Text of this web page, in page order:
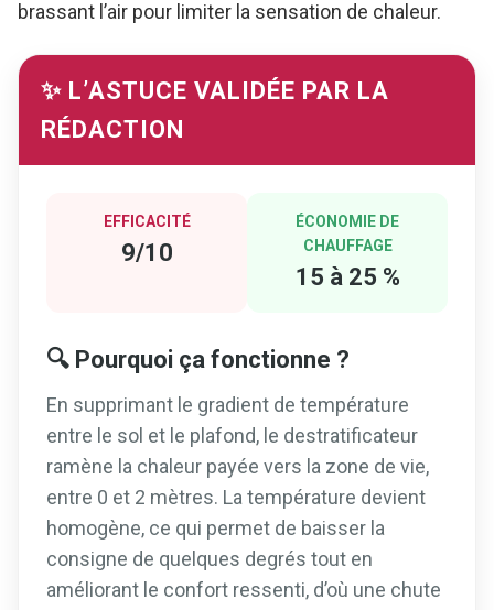
brassant l’air pour limiter la sensation de chaleur.
✨ L’ASTUCE VALIDÉE PAR LA
RÉDACTION
EFFICACITÉ
9/10
ÉCONOMIE DE
CHAUFFAGE
15 à 25 %
🔍 Pourquoi ça fonctionne ?
En supprimant le gradient de température
entre le sol et le plafond, le destratificateur
ramène la chaleur payée vers la zone de vie,
entre 0 et 2 mètres. La température devient
homogène, ce qui permet de baisser la
consigne de quelques degrés tout en
améliorant le confort ressenti, d’où une chute